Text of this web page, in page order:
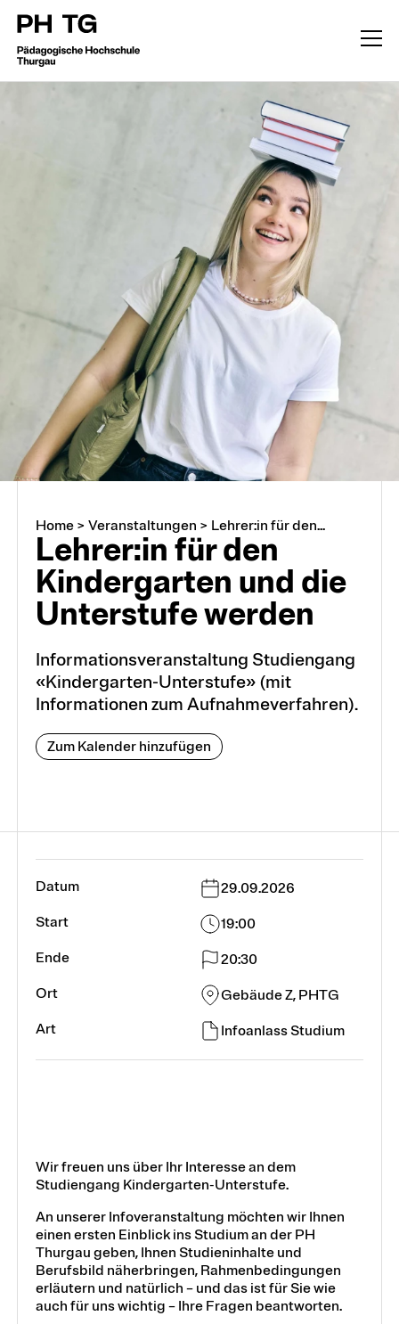
Home> Veranstaltungen > Lehrer:in für den...
Lehrer:in für den
Kindergarten und die
Unterstufe werden
Informationsveranstaltung Studiengang
«Kindergarten-Unterstufe» (mit
Informationen zum Aufnahmeverfahren).
Zum Kalender hinzufügen
29.09.2026
19:00
20:30
Gebäude Z, PHTG
Infoanlass Studium
Wir freuen uns über Ihr Interesse an dem
Studiengang Kindergarten-Unterstufe.
An unserer Infoveranstaltung möchten wir Ihnen
einen ersten Einblick ins Studium an der PH
Thurgau geben, Ihnen Studieninhalte und
Berufsbild näherbringen, Rahmenbedingungen
erläutern und natürlich – und das ist für Sie wie
auch für uns wichtig – Ihre Fragen beantworten.